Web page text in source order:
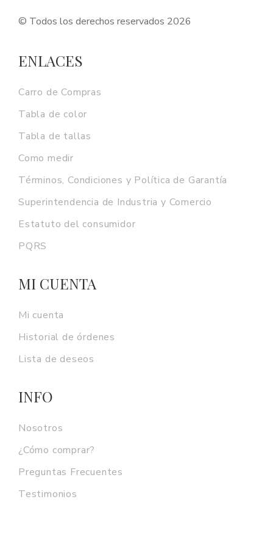
© Todos los derechos reservados 2026
ENLACES
Carro de Compras
Tabla de color
Tabla de tallas
Como medir
Términos, Condiciones y Política de Garantía
Superintendencia de Industria y Comercio
Estatuto del consumidor
PQRS
MI CUENTA
Mi cuenta
Historial de órdenes
Lista de deseos
INFO
Nosotros
¿Cómo comprar?
Preguntas Frecuentes
Testimonios